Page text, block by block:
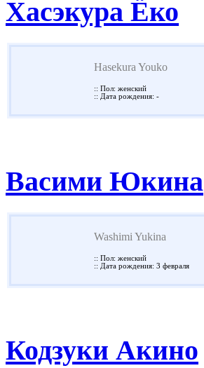
Хасэкура Ёко
Hasekura Youko
:: Пол: женский
:: Дата рождения: -
Васими Юкина
Washimi Yukina
:: Пол: женский
:: Дата рождения: 3 февраля
Кодзуки Акино